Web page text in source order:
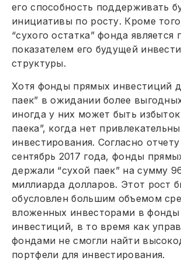
его способность поддерживать
инициативы по росту. Кроме
“сухого остатка” фонда является
показателем его будущей
структуры.
Хотя фонды прямых инвестиций
паек” в ожидании более
иногда у них может быть избыток
паека”, когда нет
инвестирования. Согласно
сентябрь 2017 года, фонды
держали “сухой паек” на сумму
миллиарда долларов. Этот рост
обусловлен большим объемом
вложенных инвесторами в
инвестиций, в то время как
фондами не смогли найти
портфели для инвестирования.